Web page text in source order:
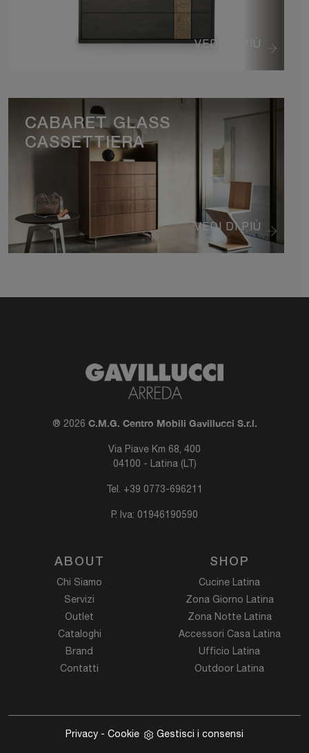
VEDI DI PIÙ
VEDI DI PIÙ
CABARET GLASS
CASSETTIERA
® 2026 C.M.G. Centro Mobili Gavillucci S.r.l.
Via Piave Km 68, 400
04100 - Latina (LT)
Tel. +39 0773-696211
P. Iva: 01946190590
ABOUT
Chi Siamo
Servizi
Outlet
Cataloghi
Brand
Contatti
SHOP
Cucine Latina
Zona Giorno Latina
Zona Notte Latina
Accessori Casa Latina
Ufficio Latina
Outdoor Latina
Privacy - Cookie Gestisci i consensi